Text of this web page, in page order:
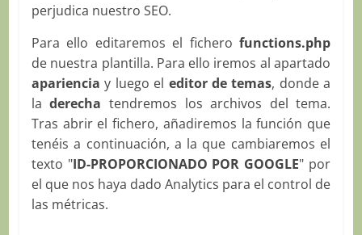
perjudica nuestro SEO.
Para ello editaremos el ficherofunctions.php
de nuestra plantilla. Para ello iremos al apartado
apariencia y luego el editor de temas, donde a
laderecha tendremos los archivos del tema.
Tras abrir el fichero, añadiremos la función que
tenéis a continuación, a la que cambiaremos el
texto "ID-PROPORCIONADO POR GOOGLE" por
el que nos haya dado Analytics para el control de
las métricas.